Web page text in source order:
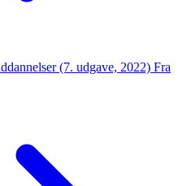
(7. udgave, 2022) Fra